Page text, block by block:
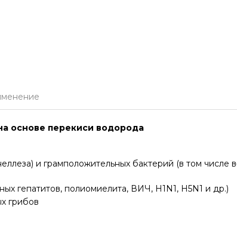
основе перекиси водорода
и грамположительных бактерий (в том
гепатитов, полиомиелита, ВИЧ, H1N1, H5N1 и др.)
грибов